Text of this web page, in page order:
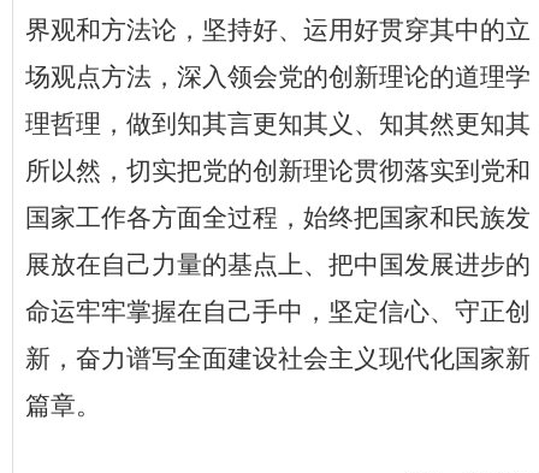
界观和方法论，坚持好、运用好贯穿其中的立
场观点方法，深入领会党的创新理论的道理学
理哲理，做到知其言更知其义、知其然更知其
所以然，切实把党的创新理论贯彻落实到党和
国家工作各方面全过程，始终把国家和民族发
展放在自己力量的基点上、把中国发展进步的
命运牢牢掌握在自己手中，坚定信心、守正创
新，奋力谱写全面建设社会主义现代化国家新
篇章。